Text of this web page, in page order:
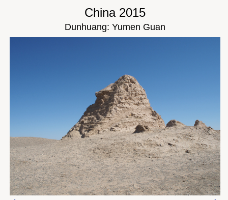
China 2015
Dunhuang: Yumen Guan